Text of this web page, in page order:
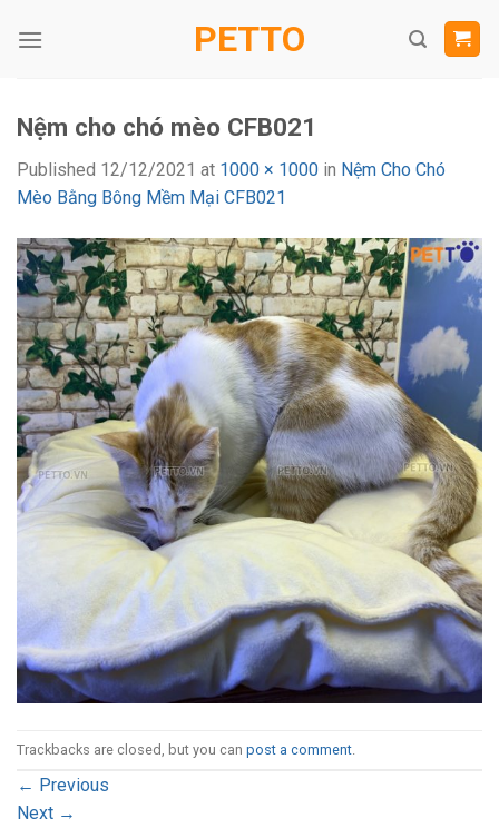
PETTO
Nệm cho chó mèo CFB021
Published 12/12/2021 at 1000 × 1000 in Nệm Cho Chó
Mèo Bằng Bông Mềm Mại CFB021
Trackbacks are closed, but you can post a comment
← Previous
Next →